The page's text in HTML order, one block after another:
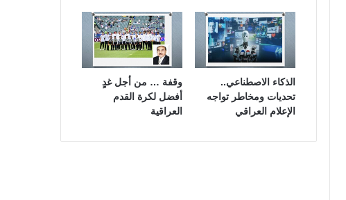
الذكاء الاصطناعي..
تحديات ومخاطر تواجه
الإعلام العراقي
وقفة … من أجل غدٍ
أفضل لكرة القدم
العراقية